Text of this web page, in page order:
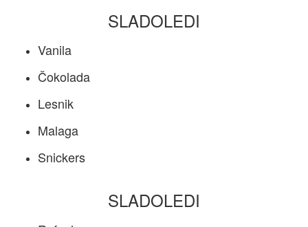
SLADOLEDI
Vanila
Čokolada
Lesnik
Malaga
Snickers
SLADOLEDI